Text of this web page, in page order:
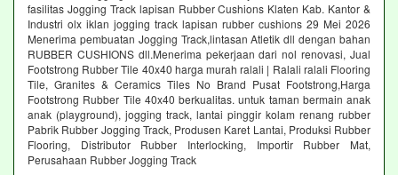
fasilitas Jogging Track lapisan Rubber Cushions Klaten Kab. Kantor &
Industri olx iklan jogging track lapisan rubber cushions 29 Mei 2026
Menerima pembuatan Jogging Track,lintasan Atletik dll dengan bahan
RUBBER CUSHIONS dll.Menerima pekerjaan dari nol renovasi, Jual
Footstrong Rubber Tile 40x40 harga murah ralali | Ralali ralali Flooring
Tile, Granites & Ceramics Tiles No Brand Pusat Footstrong,Harga
Footstrong Rubber Tile 40x40 berkualitas. untuk taman bermain anak
anak (playground), jogging track, lantai pinggir kolam renang rubber
Pabrik Rubber Jogging Track, Produsen Karet Lantai, Produksi Rubber
Flooring, Distributor Rubber Interlocking, Importir Rubber Mat,
Perusahaan Rubber Jogging Track